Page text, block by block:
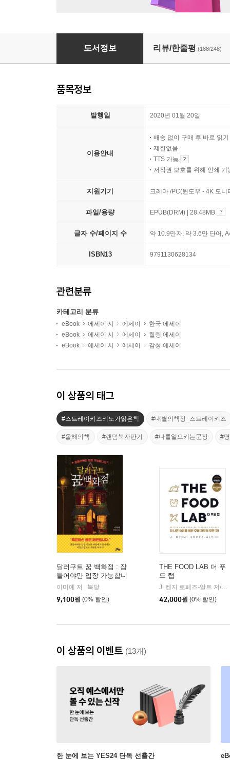
내가 원하는 것을 나도 모를 때
도서정보 리뷰/한줄평 (188/248)
품목정보
발행일 2020년 01월 20일
이용안내
배송 없이 구매 후 바로 읽기
제한없음
TTS 가능
저작권 보호를 위해 인쇄 기
지원기기 크레마 /PC(윈도우 - 4K 모
파일/용량 EPUB(DRM) | 28.48MB
글자 수/페이지 수 약 10.9만자, 약 3.6만 단어,
ISBN13 9791130628134
관련분류
카테고리 분류
eBook 에세이 시 에세이
한국 에세이
eBook
에세이 시 에세이
힐링 에세이
eBook
에세이 시 에세이 감성 에세이
이 상품의 태그
#스트레이키즈리노가읽은책 #내별의책장_스트레이키즈
#올해의책 #랜덤북자판기 #나를일으키는문장 #
달러구트 꿈 백화점 : 잠
들어야만 입장 가능합니
다
이미예 저 | 북닻
9,100원 (0% 할인)
THE FOOD LAB 더 푸
드 랩
42,000원 (0% 할인)
이 상품의 이벤트 (13개)
한 눈에 보는 YES24 단독 선출간